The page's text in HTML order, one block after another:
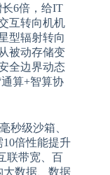
长6倍，给IT
互转向机机
型辐射转向
被动存储变
全边界动态
算+智算协
秒级沙箱、
倍性能提升
联带宽、百
大数据、数据